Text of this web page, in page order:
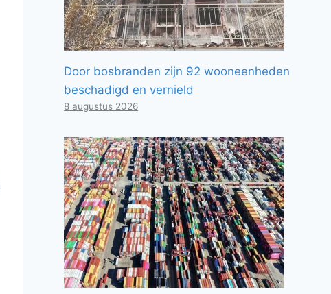
Door bosbranden zijn 92 wooneenheden
beschadigd en vernield
8 augustus 2026